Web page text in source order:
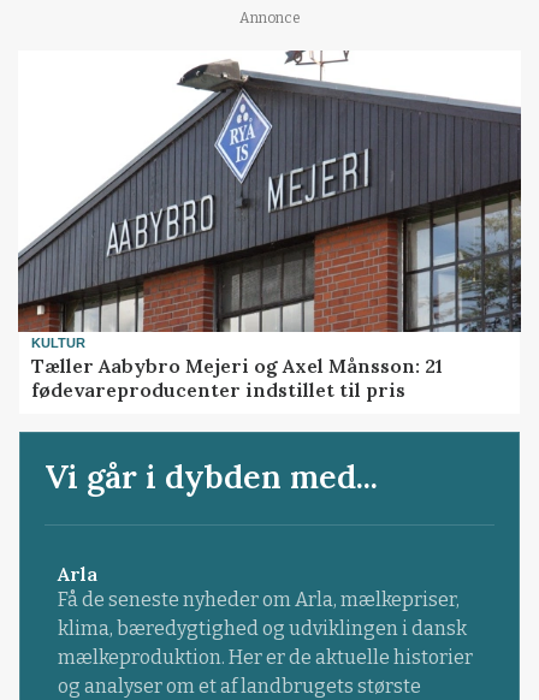
Annonce
KULTUR
Tæller Aabybro Mejeri og Axel Månsson: 21
fødevareproducenter indstillet til pris
Vi går i dybden med...
Arla
Få de seneste nyheder om Arla, mælkepriser,
klima, bæredygtighed og udviklingen i dansk
mælkeproduktion. Her er de aktuelle historier
og analyser om et af landbrugets største